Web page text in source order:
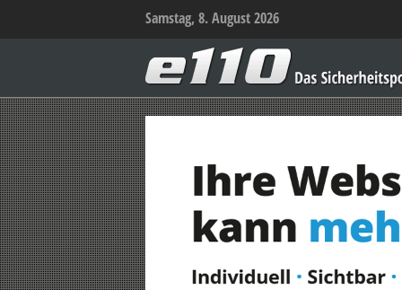
Samstag, 8. August 2026
–
Das
Sicherheitsportal